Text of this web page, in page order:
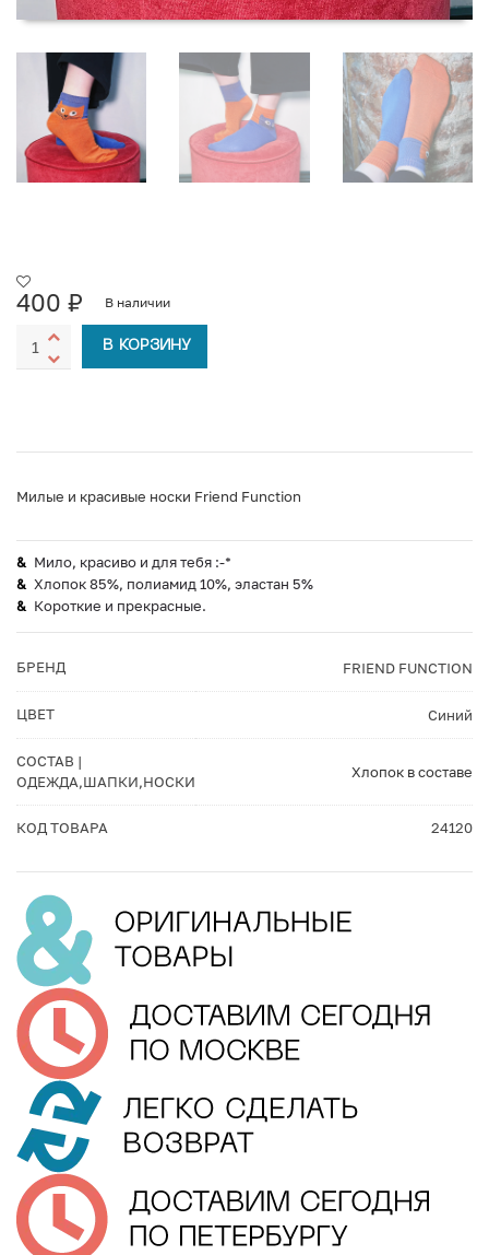
400 ₽ В наличии
В КОРЗИНУ
Милые и красивые носки Friend Function
Мило, красиво и для тебя :-*
Хлопок 85%, полиамид 10%, эластан 5%
Короткие и прекрасные.
БРЕНД FRIEND FUNCTION
ЦВЕТ Синий
СОСТАВ |
ОДЕЖДА,ШАПКИ,НОСКИ
Хлопок в составе
КОД ТОВАРА 24120